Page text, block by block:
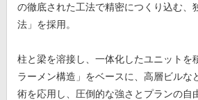
の徹底された工法で精密につくり込む、
法」を採用。
柱と梁を溶接し、一体化したユニットを
ラーメン構造」をベースに、高層ビルな
術を応用し、圧倒的な強さとプランの自